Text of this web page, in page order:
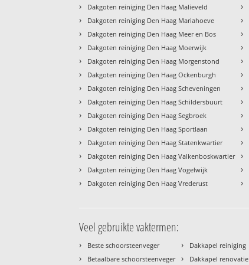
› Dakgoten reiniging Den Haag Malieveld
› Dakgoten reiniging Den Haag Mariahoeve
› Dakgoten reiniging Den Haag Meer en Bos
› Dakgoten reiniging Den Haag Moerwijk
› Dakgoten reiniging Den Haag Morgenstond
› Dakgoten reiniging Den Haag Ockenburgh
› Dakgoten reiniging Den Haag Scheveningen
› Dakgoten reiniging Den Haag Schildersbuurt
› Dakgoten reiniging Den Haag Segbroek
› Dakgoten reiniging Den Haag Sportlaan
› Dakgoten reiniging Den Haag Statenkwartier
› Dakgoten reiniging Den Haag Valkenboskwartier
› Dakgoten reiniging Den Haag Vogelwijk
› Dakgoten reiniging Den Haag Vrederust
›
›
›
›
›
›
›
›
›
›
›
›
›
›
Veel gebruikte vaktermen:
› Beste schoorsteenveger
› Betaalbare schoorsteenveger
› Dakkapel reiniging
› Dakkapel renovatie